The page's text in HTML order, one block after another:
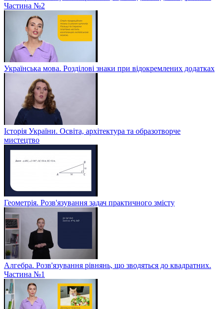
Частина №2
Українська мова. Розділові знаки при відокремлених додатках
Історія України. Освіта, архітектура та образотворче
мистецтво
Геометрія. Розв'язування задач практичного змісту
Алгебра. Розв'язування рівнянь, що зводяться до квадратних.
Частина №1